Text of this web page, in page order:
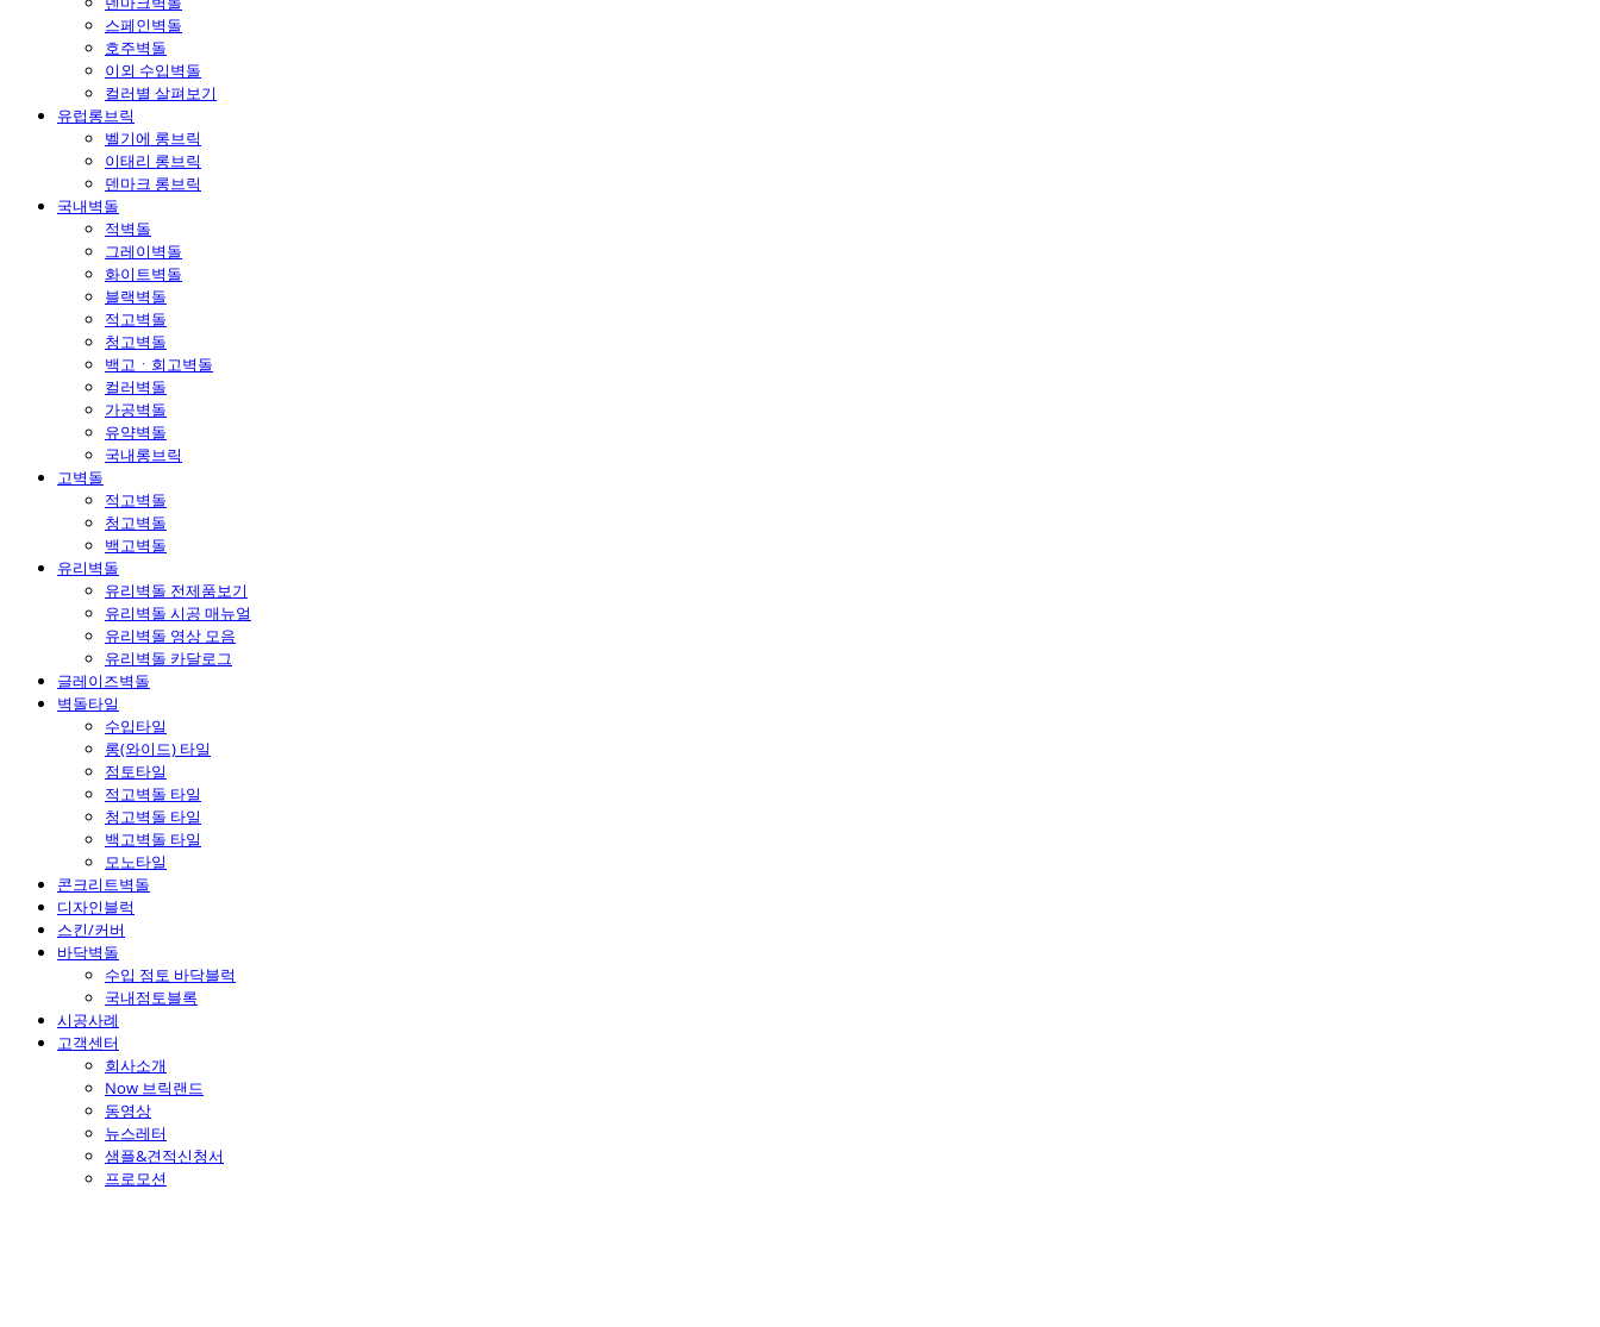
스페인벽돌
호주벽돌
이외 수입벽돌
컬러별 살펴보기
유럽롱브릭
벨기에 롱브릭
이태리 롱브릭
덴마크 롱브릭
국내벽돌
적벽돌
그레이벽돌
화이트벽돌
블랙벽돌
적고벽돌
청고벽돌
백고ㆍ회고벽돌
컬러벽돌
가공벽돌
유약벽돌
국내롱브릭
고벽돌
적고벽돌
청고벽돌
백고벽돌
유리벽돌
유리벽돌 전제품보기
유리벽돌 시공 매뉴얼
유리벽돌 영상 모음
유리벽돌 카달로그
글레이즈벽돌
벽돌타일
수입타일
롱(와이드) 타일
점토타일
적고벽돌 타일
청고벽돌 타일
백고벽돌 타일
모노타일
콘크리트벽돌
디자인블럭
스킨/커버
바닥벽돌
수입 점토 바닥블럭
국내점토블록
시공사례
고객센터
회사소개
Now 브릭랜드
동영상
뉴스레터
샘플&견적신청서
프로모션